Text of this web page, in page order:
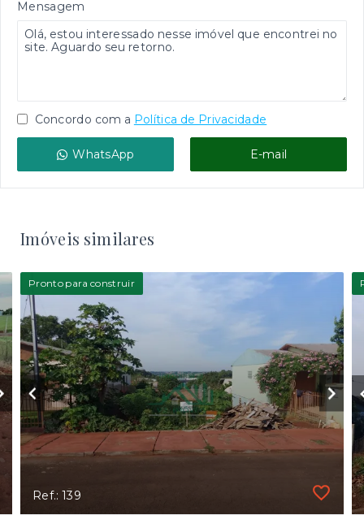
Mensagem
Concordo com a Política de Privacidade
WhatsApp E-mail
Imóveis similares
Pronto para construir
Ref.: 139